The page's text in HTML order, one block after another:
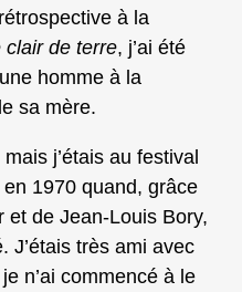
à la
clair de terre, j’ai été
homme à la
sa mère.
j’étais au festival
1970 quand, grâce
et de Jean-Louis Bory,
J’étais très ami avec
n’ai commencé à le